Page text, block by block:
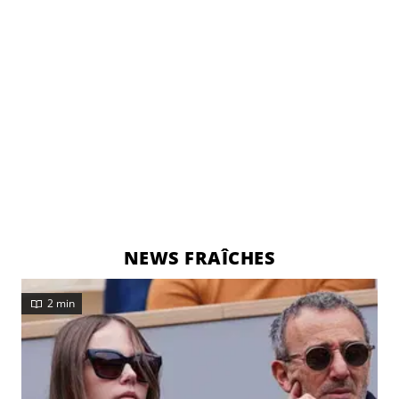
NEWS FRAÎCHES
2 min